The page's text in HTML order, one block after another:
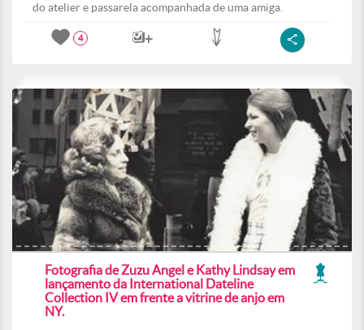
do atelier e passarela acompanhada de uma amiga.
4
Fotografia de Zuzu Angel e Kathy Lindsay em
lançamento da International Dateline
Collection IV em frente a vitrine de anjo em
NY.